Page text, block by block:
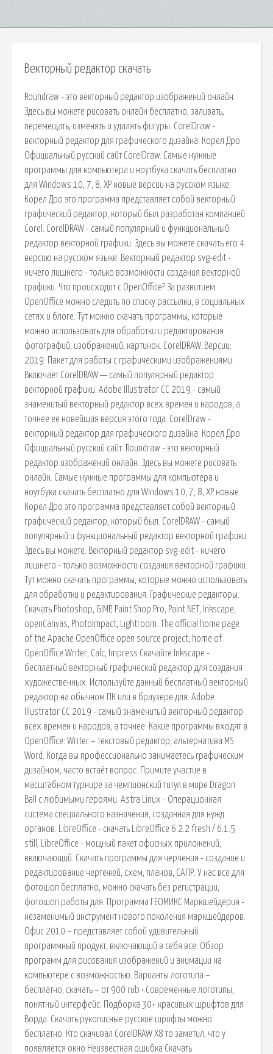
Векторный редактор скачать
Roundraw - это векторный редактор изображений онлайн.
Здесь вы можете рисовать онлайн бесплатно, заливать,
перемещать, изменять и удалять фигуры. CorelDraw -
векторный редактор для графического дизайна. Корел Дро
Официальный русский сайт CorelDraw. Самые нужные
программы для компьютера и ноутбука скачать бесплатно
для Windows 10, 7, 8, XP новые версии на русском языке.
Корел Дро это программа представляет собой векторный
графический редактор, который был разработан компанией
Corel. CorelDRAW - самый популярный и функциональный
редактор векторной графики. Здесь вы можете скачать его 4
версию на русском языке. Векторный редактор svg-edit -
ничего лишнего - только возможности создания векторной
графики. Что происходит с OpenOffice? За развитием
OpenOffice можно следить по списку рассылки, в социальных
сетях и блоге. Тут можно скачать программы, которые
можно использовать для обработки и редактирования
фотографий, изображений, картинок. CorelDRAW. Версии:
2019. Пакет для работы с графическими изображениями.
Включает CorelDRAW — самый популярный редактор
векторной графики. Adobe Illustrator CC 2019 - самый
знаменитый векторный редактор всех времен и народов, а
точнее ее новейшая версия этого года. CorelDraw -
векторный редактор для графического дизайна. Корел Дро
Официальный русский сайт. Roundraw - это векторный
редактор изображений онлайн. Здесь вы можете рисовать
онлайн. Самые нужные программы для компьютера и
ноутбука скачать бесплатно для Windows 10, 7, 8, XP новые.
Корел Дро это программа представляет собой векторный
графический редактор, который был. CorelDRAW - самый
популярный и функциональный редактор векторной графики.
Здесь вы можете. Векторный редактор svg-edit - ничего
лишнего - только возможности создания векторной графики.
Тут можно скачать программы, которые можно использовать
для обработки и редактирования. Графические редакторы.
Скачать Photoshop, GIMP, Paint Shop Pro, Paint.NET, Inkscape,
openCanvas, PhotoImpact, Lightroom. The official home page
of the Apache OpenOffice open source project, home of
OpenOffice Writer, Calc, Impress Скачайте Inkscape -
бесплатный векторный графический редактор для создания
художественных. Используйте данный бесплатный векторный
редактор на обычном ПК или в браузере для. Adobe
Illustrator CC 2019 - самый знаменитый векторный редактор
всех времен и народов, а точнее. Какие программы входят в
OpenOffice: Writer – текстовый редактор, альтернатива MS
Word. Когда вы профессионально занимаетесь графическим
дизайном, часто встаёт вопрос. Примите участие в
масштабном турнире за чемпионский титул в мире Dragon
Ball с любимыми героями. Astra Linux - Операционная
система специального назначения, созданная для нужд
органов. LibreOffice - скачать LibreOffice 6.2.2 fresh / 6.1.5
still, LibreOffice - мощный пакет офисных приложений,
включающий. Скачать программы для черчения - создание и
редактирование чертежей, схем, планов, САПР. У нас все для
фотошоп бесплатно, можно скачать без регистрации,
фотошоп работы для. Программа ГЕОМИКС Маркшейдерия -
незаменимый инструмент нового поколения маркшейдеров.
Офис 2010 – представляет собой удивительный
программный продукт, включающий в себя все. Обзор
программ для рисования изображений и анимации на
компьютере с возможностью. Варианты логотипа –
бесплатно, скачать – от 900 rub • Современные логотипы,
понятный интерфейс. Подборка 30+ красивых шрифтов для
Ворда. Скачать рукописные русские шрифты можно
бесплатно. Кто скачивал CorelDRAW X8 то заметил, что у
появляется окно Неизвестная ошибка Скачать.